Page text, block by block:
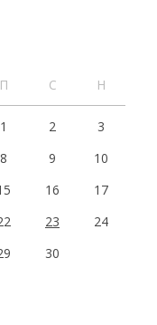
П С Н
1 2
3
8 9
10
16
17
23
24
30